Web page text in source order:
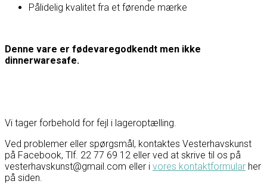
Pålidelig kvalitet fra et førende mærke
Denne vare er fødevaregodkendt men ikke
dinnerwaresafe.
Vi tager forbehold for fejl i lageroptælling.
Ved problemer eller spørgsmål, kontaktes Vesterhavskunst
på Facebook, Tlf. 22 77 69 12 eller ved at skrive til os på
vesterhavskunst@gmail.com eller i vores kontaktformular her
på siden.